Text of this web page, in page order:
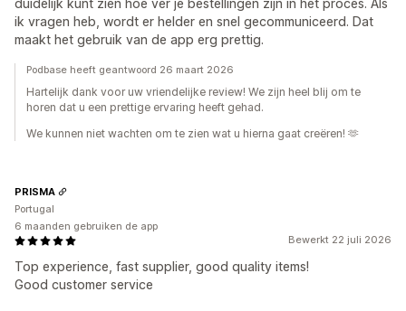
duidelijk kunt zien hoe ver je bestellingen zijn in het proces. Als
ik vragen heb, wordt er helder en snel gecommuniceerd. Dat
maakt het gebruik van de app erg prettig.
Podbase heeft geantwoord 26 maart 2026
Hartelijk dank voor uw vriendelijke review! We zijn heel blij om te
horen dat u een prettige ervaring heeft gehad.
We kunnen niet wachten om te zien wat u hierna gaat creëren! 🫶
Bewerkt 22 juli 2026
Top experience, fast supplier, good quality items!
Good customer service
PRISMA
Portugal
6 maanden gebruiken de app